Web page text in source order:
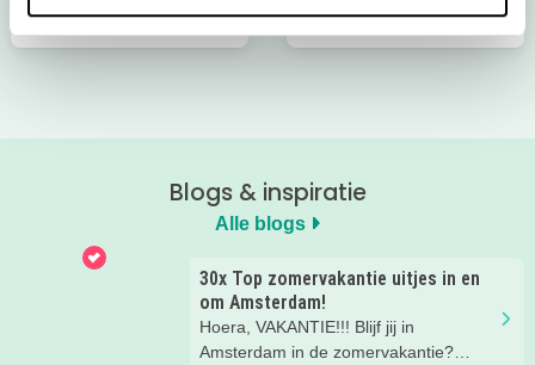
Blogs & inspiratie
Alle blogs
30x Top zomervakantie uitjes in en
om Amsterdam!
Hoera, VAKANTIE!!! Blijf jij in
Amsterdam in de zomervakantie?